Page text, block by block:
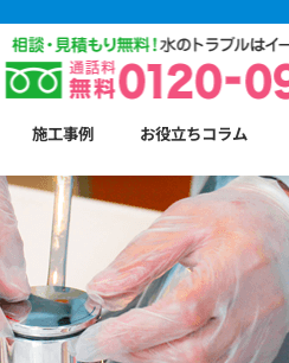
施工事例 お役立ちコラム